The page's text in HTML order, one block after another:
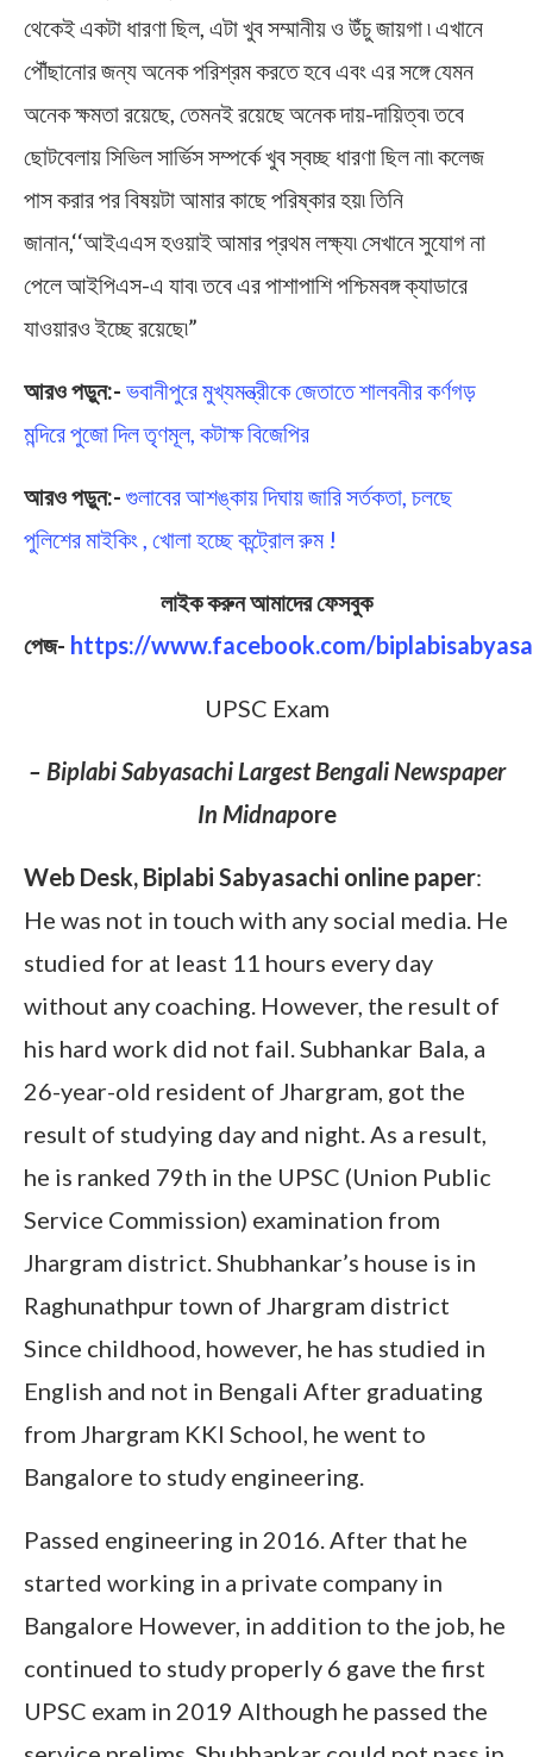
থেকেই একটা ধারণা ছিল, এটা খুব সম্মানীয় ও উঁচু জায়গা ৷ এখানে
পৌঁছানোর জন্য অনেক পরিশ্রম করতে হবে এবং এর সঙ্গে যেমন
অনেক ক্ষমতা রয়েছে, তেমনই রয়েছে অনেক দায়-দায়িত্ব৷ তবে
ছোটবেলায় সিভিল সার্ভিস সম্পর্কে খুব স্বচ্ছ ধারণা ছিল না৷ কলেজ
পাস করার পর বিষয়টা আমার কাছে পরিষ্কার হয়৷ তিনি
জানান,‘‘আইএএস হওয়াই আমার প্রথম লক্ষ্য৷ সেখানে সুযোগ না
পেলে আইপিএস-এ যাব৷ তবে এর পাশাপাশি পশ্চিমবঙ্গ ক্যাডারে
যাওয়ারও ইচ্ছে রয়েছে৷”
আরও পড়ুন:- ভবানীপুরে মুখ্যমন্ত্রীকে জেতাতে শালবনীর কর্ণগড়
মন্দিরে পুজো দিল তৃণমূল, কটাক্ষ বিজেপির
আরও পড়ুন:- গুলাবের আশঙ্কায় দিঘায় জারি সর্তকতা, চলছে
পুলিশের মাইকিং , খোলা হচ্ছে কন্ট্রোল রুম !
লাইক করুন আমাদের ফেসবুক
পেজ- https://www.facebook.com/
UPSC Exam
– Biplabi Sabyasachi Largest Bengali Newspaper
In Midnapore
Web Desk, Biplabi Sabyasachi online paper:
He was not in touch with any social media. He
studied for at least 11 hours every day
without any coaching. However, the result of
his hard work did not fail. Subhankar Bala, a
26-year-old resident of Jhargram, got the
result of studying day and night. As a result,
he is ranked 79th in the UPSC (Union Public
Service Commission) examination from
Jhargram district. Shubhankar’s house is in
Raghunathpur town of Jhargram district
Since childhood, however, he has studied in
English and not in Bengali After graduating
from Jhargram KKI School, he went to
Bangalore to study engineering.
Passed engineering in 2016. After that he
started working in a private company in
Bangalore However, in addition to the job, he
continued to study properly 6 gave the first
UPSC exam in 2019 Although he passed the